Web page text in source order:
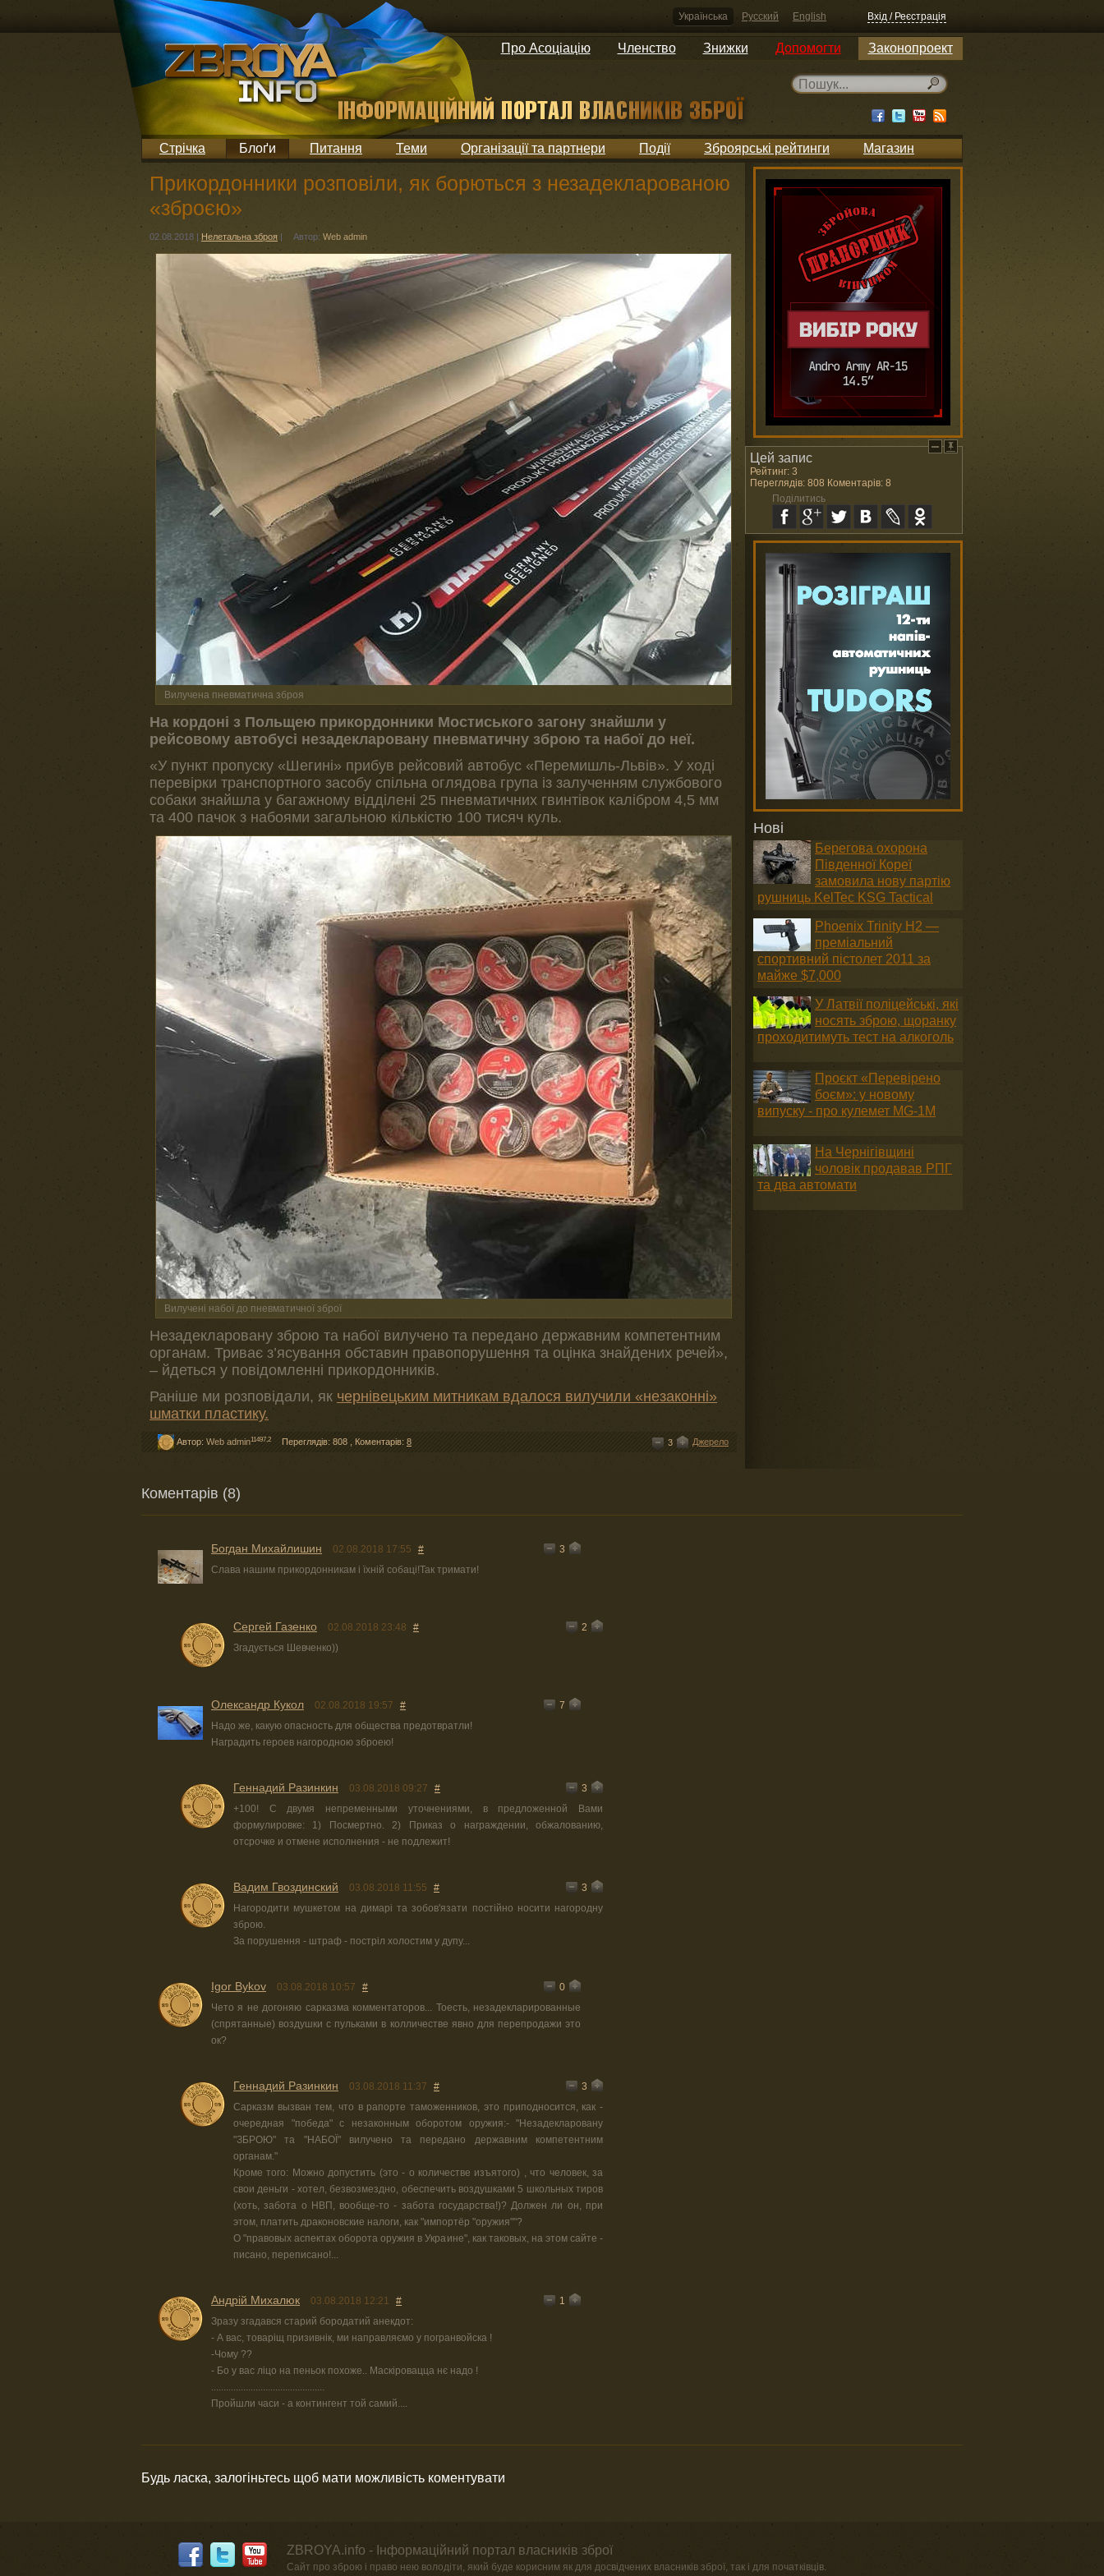
Українська Русский English Вхід / Реєстрація
Про Асоціацію Членство Знижки Допомогти Законопроект
Стрічка Блоґи Питання Теми Організації та партнери Події Зброярські рейтинги Магазин
Прикордонники розповіли, як борються з незадекларованою
«зброєю»
02.08.2018 | Нелетальна зброя | Автор: Web admin
Вилучена пневматична зброя
На кордоні з Польщею прикордонники Мостиського загону знайшли у
рейсовому автобусі незадекларовану пневматичну зброю та набої до неї.
«У пункт пропуску «Шегині» прибув рейсовий автобус «Перемишль-Львів». У ході
перевірки транспортного засобу спільна оглядова група із залученням службового
собаки знайшла у багажному відділені 25 пневматичних гвинтівок калібром 4,5 мм
та 400 пачок з набоями загальною кількістю 100 тисяч куль.
Вилучені набої до пневматичної зброї
Незадекларовану зброю та набої вилучено та передано державним компетентним
органам. Триває з’ясування обставин правопорушення та оцінка знайдених речей»,
– йдеться у повідомленні прикордонників.
Раніше ми розповідали, як чернівецьким митникам вдалося вилучили «незаконні»
шматки пластику.
Автор: Web admin11497,2 Переглядів: 808 Коментарів: 8 Джерело
3
Нові
Берегова охорона
Південної Кореї
замовила нову партію
рушниць KelTec KSG Tactical
Phoenix Trinity H2 —
преміальний
спортивний пістолет 2011 за
майже $7,000
У Латвії поліцейські, які
носять зброю, щоранку
проходитимуть тест на алкоголь
Проєкт «Перевірено
боєм»: у новому
випуску - про кулемет MG-1М
На Чернігівщині
чоловік продавав РПГ
та два автомати
Цей запис
Рейтинг: 3
Переглядів: 808 Коментарів: 8
Поділитись
Коментарів (8)
Богдан Михайлишин 02.08.2018 17:55 #
3
Слава нашим прикордонникам і їхній собаці!Так тримати!
Сергей Газенко 02.08.2018 23:48 #
2
Згадується Шевченко))
Олександр Кукол 02.08.2018 19:57 #
7
Надо же, какую опасность для общества предотвратли!
Наградить героев нагородною зброею!
Геннадий Разинкин 03.08.2018 09:27 #
3
+100! С двумя непременными уточнениями, в предложенной Вами
формулировке: 1) Посмертно. 2) Приказ о награждении, обжалованию,
отсрочке и отмене исполнения - не подлежит!
Вадим Гвоздинский 03.08.2018 11:55 #
3
Нагородити мушкетом на димарі та зобов'язати постійно носити нагородну
зброю.
За порушення - штраф - постріл холостим у дупу...
Igor Bykov 03.08.2018 10:57 #
0
Чето я не догоняю сарказма комментаторов... Тоесть, незадекларированные
(спрятанные) воздушки с пульками в колличестве явно для перепродажи это
ок?
Геннадий Разинкин 03.08.2018 11:37 #
3
Сарказм вызван тем, что в рапорте таможенников, это приподносится, как -
очередная "победа" с незаконным оборотом оружия:- "Незадекларовану
"ЗБРОЮ" та "НАБОЇ" вилучено та передано державним компетентним
органам."
Кроме того: Можно допустить (это - о количестве изъятого) , что человек, за
свои деньги - хотел, безвозмездно, обеспечить воздушками 5 школьных тиров
(хоть, забота о НВП, вообще-то - забота государства!)? Должен ли он, при
этом, платить драконовские налоги, как "импортёр "оружия""?
О "правовых аспектах оборота оружия в Украине", как таковых, на этом сайте -
писано, переписано!...
Андрій Михалюк 03.08.2018 12:21 #
1
Зразу згадався старий бородатий анекдот:
- А вас, товаріщ призивнік, ми направляємо у погранвойска !
-Чому ??
- Бо у вас ліцо на пеньок похоже.. Маскіровацца нє надо !
..............................................
Пройшли часи - а контингент той самий....
Будь ласка, залогіньтесь щоб мати можливість коментувати
ZBROYA.info - Інформаційний портал власників зброї
Сайт про зброю і право нею володіти, який буде корисним як для досвідчених власників зброї, так і для початківців.